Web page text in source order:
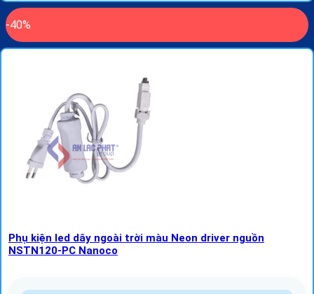
-40%
Phụ kiện led dây ngoài trời màu Neon driver nguồn
NSTN120-PC Nanoco